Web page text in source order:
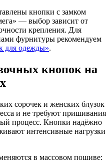
кнопки с замком
— выбор зависит от
крепления. Для
фурнитуры рекомендуем
для одежды».
кнопок на
сорочек и женских блузок
и не требуют пришивания
процесс. Кнопки надёжно
интенсивные нагрузки
в массовом пошиве: